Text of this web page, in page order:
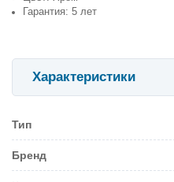
Гарантия: 5 лет
Характеристики
Тип
Бренд